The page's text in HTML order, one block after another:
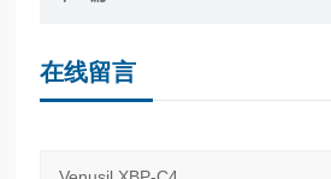
在线留言